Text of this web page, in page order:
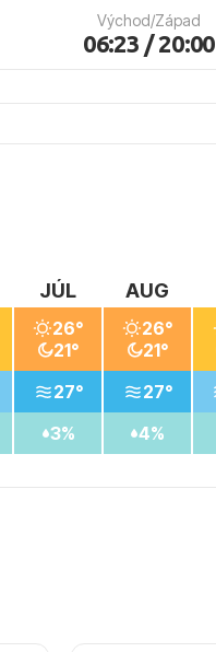
Východ/Západ
06:23 / 20:00
JÚL
26°
21°
27°
3%
AUG
26°
21°
27°
4%